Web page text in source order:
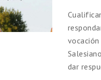
dar